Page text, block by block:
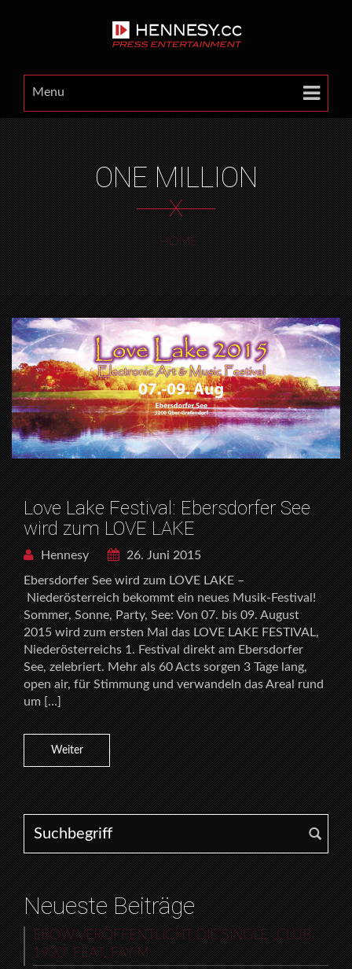
Menu
ONE MILLION
X
HOME
Love Lake Festival: Ebersdorfer See
wird zum LOVE LAKE
Hennesy
26. Juni 2015
Ebersdorfer See wird zum LOVE LAKE –
Niederösterreich bekommt ein neues Musik-Festival!
Sommer, Sonne, Party, See: Von 07. bis 09. August
2015 wird zum ersten Mal das LOVE LAKE FESTIVAL,
Niederösterreichs 1. Festival direkt am Ebersdorfer
See, zelebriert. Mehr als 60 Acts sorgen 3 Tage lang,
open air, für Stimmung und verwandeln das Areal rund
um […]
Weiter
Search for:
Neueste Beiträge
EBOW VERÖFFENTLICHT DIE SINGLE „CLUB
1990“ FEAT. FAYIM